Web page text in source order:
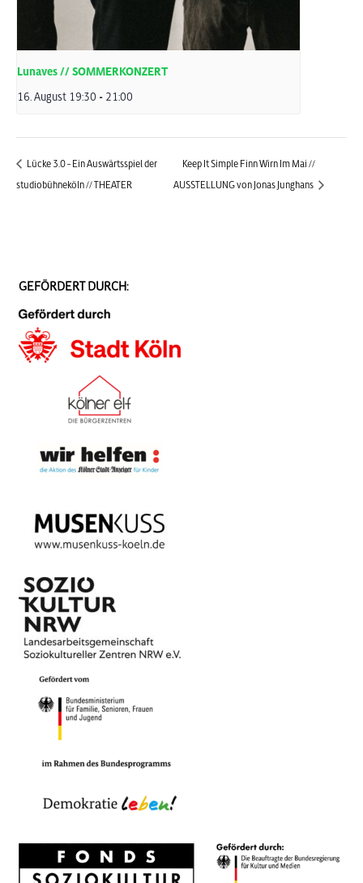
Lunaves // SOMMERKONZERT
16. August 19:30 - 21:00
Lücke 3.0 – Ein Auswärtsspiel der
studiobühneköln // THEATER
Keep It Simple Finn Wirn Im Mai //
AUSSTELLUNG von Jonas Junghans
GEFÖRDERT DURCH: